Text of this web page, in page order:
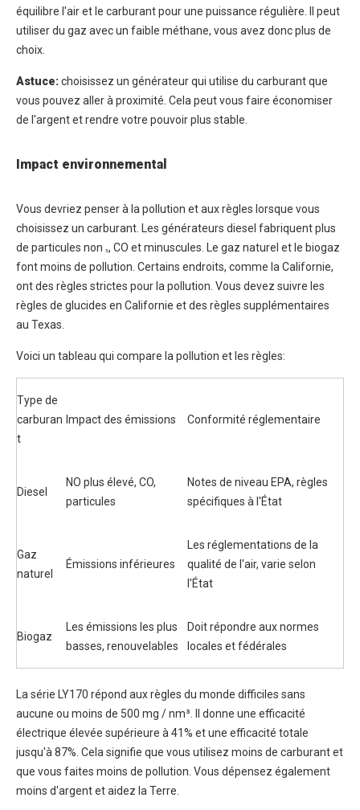
équilibre l'air et le carburant pour une puissance régulière. Il peut
utiliser du gaz avec un faible méthane, vous avez donc plus de
choix.
Astuce:choisissez un générateur qui utilise du carburant que
vous pouvez aller à proximité. Cela peut vous faire économiser
de l'argent et rendre votre pouvoir plus stable.
Impact environnemental
Vous devriez penser à la pollution et aux règles lorsque vous
choisissez un carburant. Les générateurs diesel fabriquent plus
de particules non ₓ, CO et minuscules. Le gaz naturel et le biogaz
font moins de pollution. Certains endroits, comme la Californie,
ont des règles strictes pour la pollution. Vous devez suivre les
règles de glucides en Californie et des règles supplémentaires
au Texas.
Voici un tableau qui compare la pollution et les règles:
Type de
carburan
t
Impact des émissions Conformité réglementaire
Diesel
NO plus élevé, CO,
particules
Notes de niveau EPA, règles
spécifiques à l'État
Gaz
naturel
Émissions inférieures
Les réglementations de la
qualité de l'air, varie selon
l'État
Biogaz
Les émissions les plus
basses, renouvelables
Doit répondre aux normes
locales et fédérales
La série LY170 répond aux règles du monde difficiles sans
aucune ou moins de 500 mg / nm³. Il donne une efficacité
électrique élevée supérieure à 41% et une efficacité totale
jusqu'à 87%. Cela signifie que vous utilisez moins de carburant et
que vous faites moins de pollution. Vous dépensez également
moins d'argent et aidez la Terre.